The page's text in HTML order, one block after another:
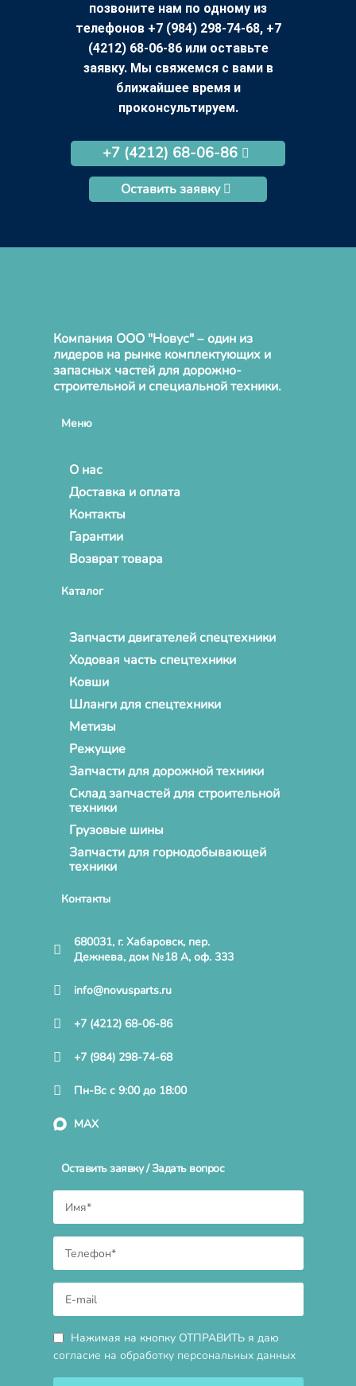
позвоните нам по одному из
телефонов +7 (984) 298-74-68, +7
(4212) 68-06-86 или оставьте
заявку. Мы свяжемся с вами в
ближайшее время и
проконсультируем.
+7 (4212) 68-06-86
Оставить заявку
Компания ООО "Новус" – один из
лидеров на рынке комплектующих и
запасных частей для дорожно-
строительной и специальной техники.
Меню
О нас
Доставка и оплата
Контакты
Гарантии
Возврат товара
Каталог
Запчасти двигателей спецтехники
Ходовая часть спецтехники
Ковши
Шланги для спецтехники
Метизы
Режущие
Запчасти для дорожной техники
Склад запчастей для строительной
техники
Грузовые шины
Запчасти для горнодобывающей
техники
Контакты
680031, г. Хабаровск, пер.
Дежнева, дом №18 А, оф. 333
info@novusparts.ru
+7 (4212) 68-06-86
+7 (984) 298-74-68
Пн-Вс с 9:00 до 18:00
MAX
Оставить заявку / Задать вопрос
Нажимая на кнопку ОТПРАВИТЬ я даю
согласие на обработку персональных данных